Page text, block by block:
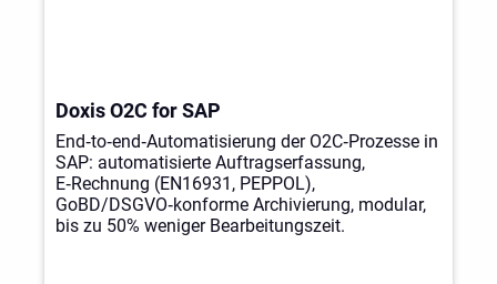
Doxis O2C for SAP
End‑to‑end‑Automatisierung der O2C‑Prozesse in
SAP: automatisierte Auftragserfassung,
E‑Rechnung (EN16931, PEPPOL),
GoBD/DSGVO‑konforme Archivierung, modular,
bis zu 50% weniger Bearbeitungszeit.